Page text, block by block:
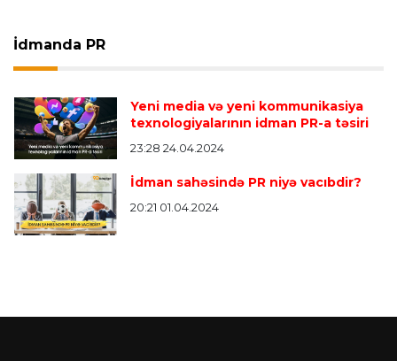
İdmanda PR
Yeni media və yeni kommunikasiya
texnologiyalarının idman PR-a təsiri
23:28 24.04.2024
İdman sahəsində PR niyə vacıbdir?
20:21 01.04.2024